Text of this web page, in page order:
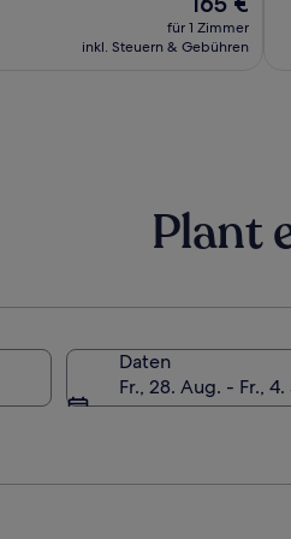
Preis
beträgt
für 1 Zimmer
inkl. Steuern & Gebühren
Plant
Daten
Fr., 28. Aug. - Fr.,